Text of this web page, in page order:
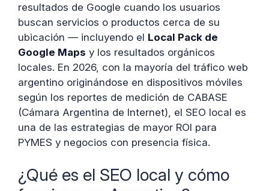
resultados de Google cuando los usuarios
buscan servicios o productos cerca de su
ubicación — incluyendo el Local Pack de
Google Maps y los resultados orgánicos
locales. En 2026, con la mayoría del tráfico web
argentino originándose en dispositivos móviles
según los reportes de medición de CABASE
(Cámara Argentina de Internet), el SEO local es
una de las estrategias de mayor ROI para
PYMES y negocios con presencia física.
¿Qué es el SEO local y cómo